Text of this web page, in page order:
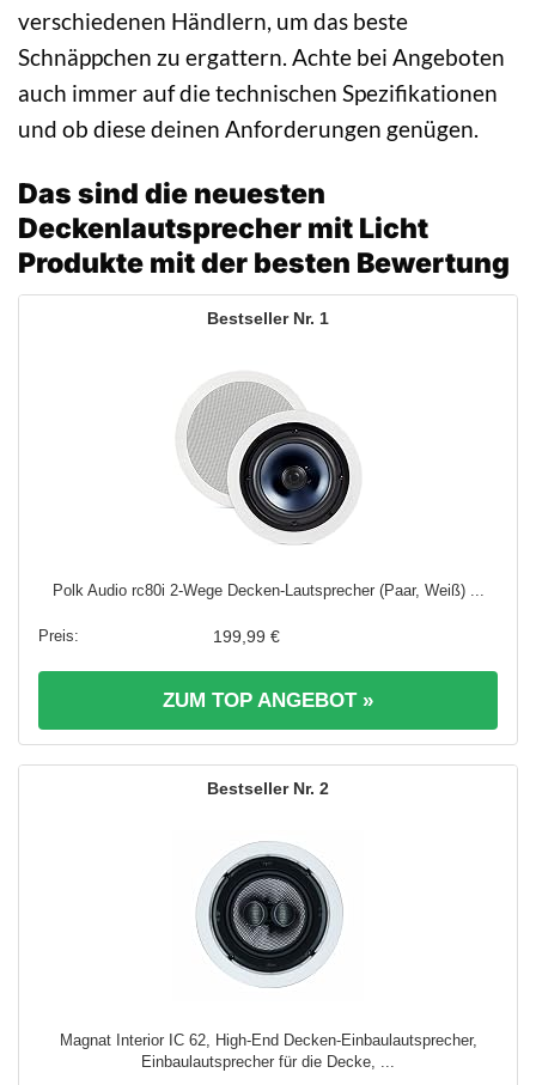
verschiedenen Händlern, um das beste
Schnäppchen zu ergattern. Achte bei Angeboten
auch immer auf die technischen Spezifikationen
und ob diese deinen Anforderungen genügen.
Das sind die neuesten
Deckenlautsprecher mit Licht
Produkte mit der besten Bewertung
1
Polk Audio rc80i 2-Wege Decken-Lautsprecher (Paar, Weiß) ...
199,99 €
ZUM TOP ANGEBOT »
2
Magnat Interior IC 62, High-End Decken-Einbaulautsprecher,
Einbaulautsprecher für die Decke, ...